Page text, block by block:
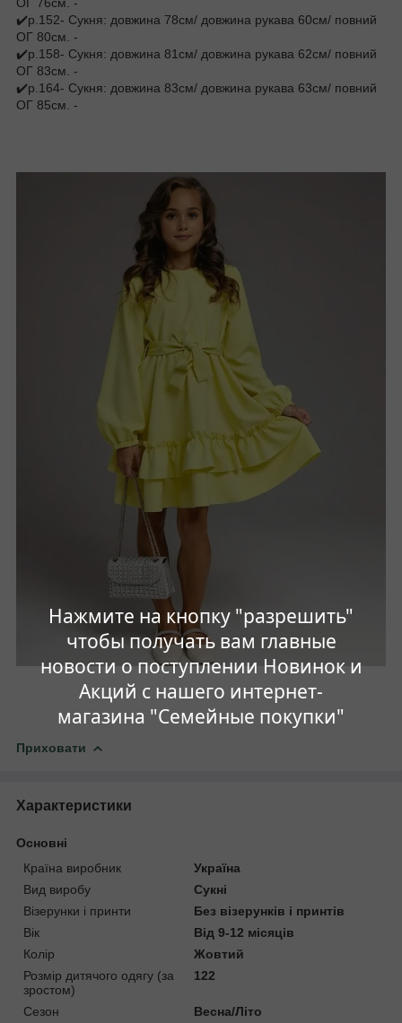
Нажмите на кнопку "разрешить"
чтобы получать вам главные
новости о поступлении Новинок и
Акций с нашего интернет-
магазина "Семейные покупки"
✔️р.152- Сукня: довжина 78см/ довжина рукава 60см/ повний
ОГ 80см. -
✔️р.158- Сукня: довжина 81см/ довжина рукава 62см/ повний
ОГ 83см. -
✔️р.164- Сукня: довжина 83см/ довжина рукава 63см/ повний
ОГ 85см. -
Приховати
Характеристики
Основні
Країна виробник
Україна
Вид виробу
Сукні
Візерунки і принти
Без візерунків і принтів
Вік
Від 9-12 місяців
Колір
Жовтий
Розмір дитячого одягу (за
зростом)
122
Сезон Весна/Літо